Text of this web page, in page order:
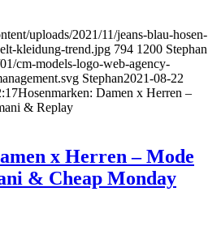
uploads/2021/11/jeans-blau-hosen-
kleidung-trend.jpg 794 1200 Stephan
cm-models-logo-web-agency-
Stephan2021-08-22
Hosenmarken: Damen x Herren –
& Replay
x Herren – Mode
& Cheap Monday